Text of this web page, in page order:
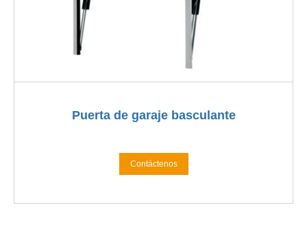
Puerta de garaje basculante
Contáctenos